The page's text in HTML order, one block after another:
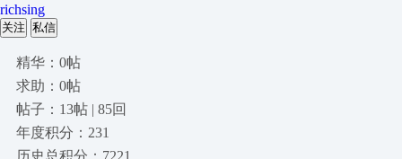
richsing
关注 私信
精华：0帖
求助：0帖
帖子：13帖 | 85回
年度积分：231
历史总积分：7221